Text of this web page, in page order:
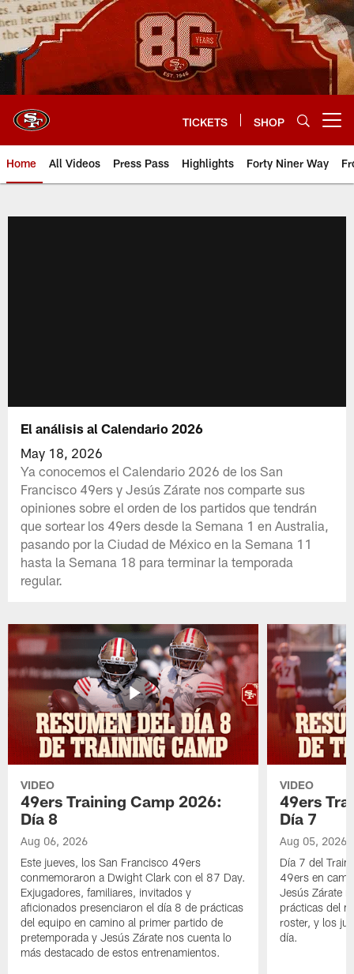
Skip
to
main
content
TICKETS SHOP
Home All Videos Press Pass Highlights Forty Niner Way
El análisis al Calendario 2026
May 18, 2026
Ya conocemos el Calendario 2026 de los San
Francisco 49ers y Jesús Zárate nos comparte sus
opiniones sobre el orden de los partidos que tendrán
que sortear los 49ers desde la Semana 1 en Australia,
pasando por la Ciudad de México en la Semana 11
hasta la Semana 18 para terminar la temporada
regular.
VIDEO
49ers Training Camp 2026:
Día 8
Aug 06, 2026
Este jueves, los San Francisco 49ers
conmemoraron a Dwight Clark con el 87 Day.
Exjugadores, familiares, invitados y
aficionados presenciaron el día 8 de prácticas
del equipo en camino al primer partido de
pretemporada y Jesús Zárate nos cuenta lo
más destacado de estos entrenamientos.
VIDEO
49ers
Día 7
Aug 05, 2026
Día 7 del
49ers en
Jesús Zárate
prácticas del
roster, y los
día.